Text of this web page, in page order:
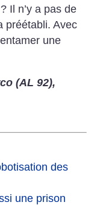
? Il n’y a pas de
préétabli.Avec
une
(AL 92),
des
une prison